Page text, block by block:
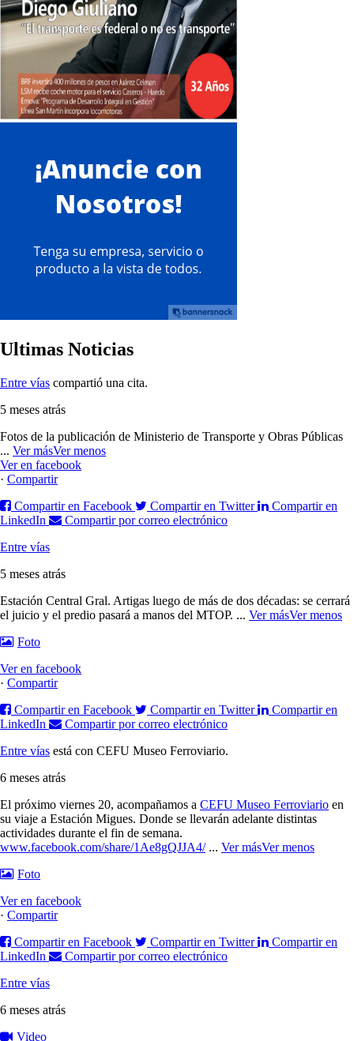
Ultimas Noticias
Entre vías compartió una cita.
5 meses atrás
Fotos de la publicación de Ministerio de Transporte y Obras Públicas
... Ver másVer menos
Ver en facebook
· Compartir
Compartir en Facebook
Compartir en Twitter
Compartir en
LinkedIn
Compartir por correo electrónico
Entre vías
5 meses atrás
Estación Central Gral. Artigas luego de más de dos décadas: se cerrará
el juicio y el predio pasará a manos del MTOP. ... Ver másVer menos
Foto
Ver en facebook
· Compartir
Compartir en Facebook
Compartir en Twitter
Compartir en
LinkedIn
Compartir por correo electrónico
Entre vías está con CEFU Museo Ferroviario.
6 meses atrás
El próximo viernes 20, acompañamos a CEFU Museo Ferroviario en
su viaje a Estación Migues. Donde se llevarán adelante distintas
actividades durante el fin de semana.
www.facebook.com/share/1Ae8gQJJA4/ ... Ver másVer menos
Foto
Ver en facebook
· Compartir
Compartir en Facebook
Compartir en Twitter
Compartir en
LinkedIn
Compartir por correo electrónico
Entre vías
6 meses atrás
Video